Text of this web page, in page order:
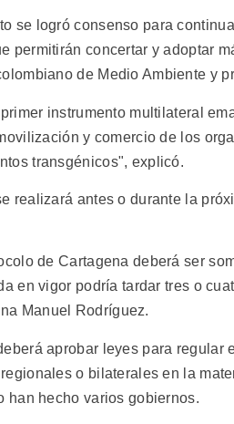
se logró consenso para
permitirán concertar y adoptar
de Medio Ambiente y
instrumento multilateral
y comercio de los
transgénicos", explicó.
realizará antes o durante la
de Cartagena deberá ser
en vigor podría tardar tres o
Manuel Rodríguez.
aprobar leyes para regular
o bilaterales en la
han hecho varios gobiernos.